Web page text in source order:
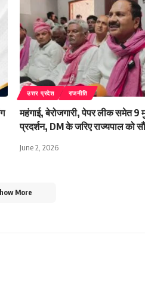
उत्तर प्रदेश राजनीति
महंगाई, बेरोजगारी, पेपर लीक समेत 9
प्रदर्शन, DM के जरिए राज्यपाल को
June 2, 2026
More